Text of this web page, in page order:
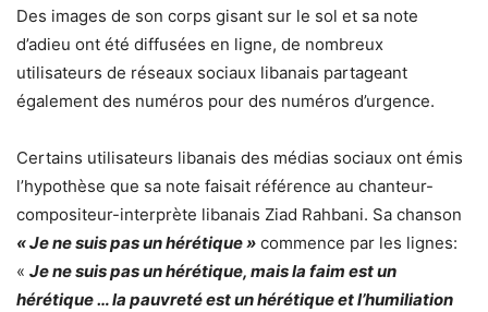
Des images de son corps gisant sur le sol et sa note
d’adieu ont été diffusées en ligne, de nombreux
utilisateurs de réseaux sociaux libanais partageant
également des numéros pour des numéros d’urgence.
Certains utilisateurs libanais des médias sociaux ont émis
l’hypothèse que sa note faisait référence au chanteur-
compositeur-interprète libanais Ziad Rahbani. Sa chanson
« Je ne suis pas un hérétique » commence par les lignes:
« Je ne suis pas un hérétique, mais la faim est un
hérétique … la pauvreté est un hérétique et l’humiliation